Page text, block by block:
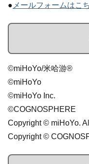
● メールフォームはこ
©miHoYo/米哈游®
©miHoYo
©miHoYo Inc.
©COGNOSPHERE
Copyright © miHoYo.
Copyright ©